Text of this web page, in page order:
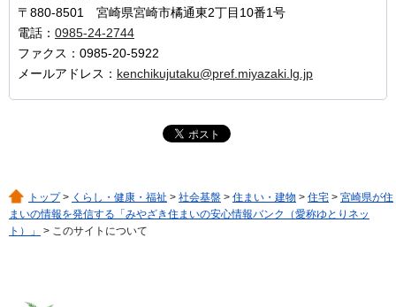
〒880-8501 宮崎県宮崎市橘通東2丁目10番1号
電話： 0985-24-2744
ファクス：0985-20-5922
メールアドレス： kenchikujutaku@pref.miyazaki.lg.jp
トップ> くらし・健康・福祉 > 社会基盤 > 住まい・建物 > 住宅 > 宮崎県が住
まいの情報を発信する「みやざき住まいの安心情報バンク（愛称ゆとりネッ
ト）」
> このサイトについて